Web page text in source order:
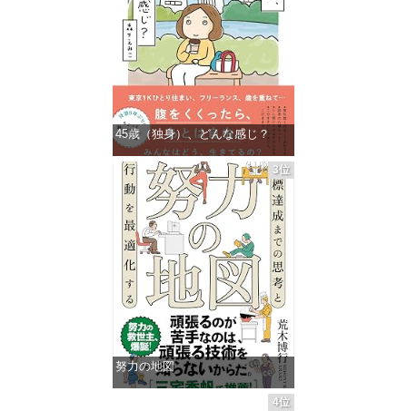
45歳（独身）、どんな感じ？
価格：¥1,359
3位
努力の地図
価格：¥1,485
4位